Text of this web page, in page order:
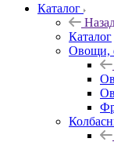
Каталог
Каталог
Овощи,